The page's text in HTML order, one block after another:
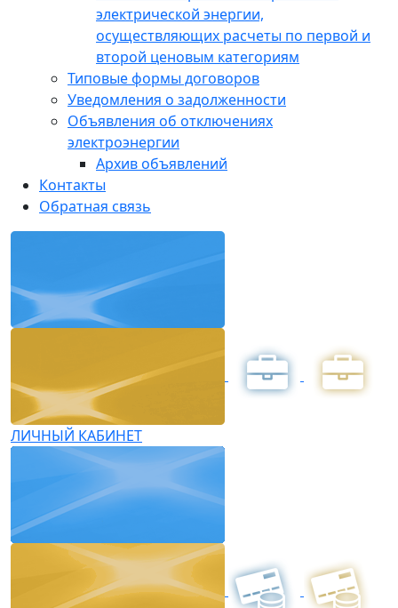
электрической энергии,
осуществляющих расчеты по первой и
второй ценовым категориям
Типовые формы договоров
Уведомления о задолженности
Объявления об отключениях
электроэнергии
Архив объявлений
Контакты
Обратная связь
ЛИЧНЫЙ КАБИНЕТ